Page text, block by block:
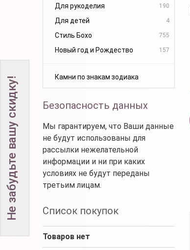
Для рукоделия 190
Для детей 4
Стиль Бохо 755
Новый год и Рождество 157
Камни по знакам зодиака
Безопасность данных
Мы гарантируем, что Ваши данные
не будут использованы для
рассылки нежелательной
информации и ни при каких
условиях не будут переданы
третьим лицам.
Список покупок
Товаров нет
Не забудьте вашу скидку!